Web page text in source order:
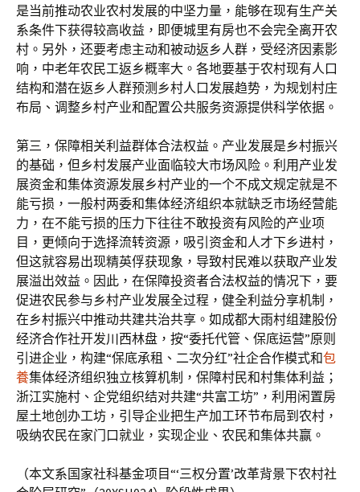
是当前推动农业农村发展的中坚力量，能够在现有生产关
系条件下获得较高收益，即便城里有房也不会完全离开农
村。另外，还要考虑主动和被动返乡人群，受经济因素影
响，中老年农民工返乡概率大。各地要基于农村现有人口
结构和潜在返乡人群预测乡村人口发展趋势，为规划村庄
布局、调整乡村产业和配置公共服务资源提供科学依据。
第三，保障相关利益群体合法权益。产业发展是乡村振兴
的基础，但乡村发展产业面临较大市场风险。利用产业发
展资金和集体资源发展乡村产业的一个不成文规定就是不
能亏损，一般村两委和集体经济组织本就缺乏市场经营能
力，在不能亏损的压力下往往不敢投资有风险的产业项
目，更倾向于选择流转资源，吸引资金和人才下乡进村，
但这就容易出现精英俘获现象，导致村民难以获取产业发
展溢出效益。因此，在保障投资者合法权益的情况下，要
促进农民参与乡村产业发展全过程，健全利益分享机制，
在乡村振兴中推动共建共治共享。如成都大雨村组建股份
经济合作社开发川西林盘，按“委托代管、保底运营”原则
引进企业，构建“保底承租、二次分红”社企合作模式和包
養集体经济组织独立核算机制，保障村民和村集体利益；
浙江实施村、企党组织结对共建“共富工坊”，利用闲置房
屋土地创办工坊，引导企业把生产加工环节布局到农村，
吸纳农民在家门口就业，实现企业、农民和集体共赢。
（本文系国家社科基金项目“‘三权分置’改革背景下农村社